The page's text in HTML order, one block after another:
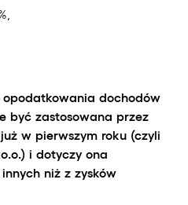
opodatkowania dochodów
być zastosowana przez
w pierwszym roku (czyli
i dotyczy ona
niż z zysków